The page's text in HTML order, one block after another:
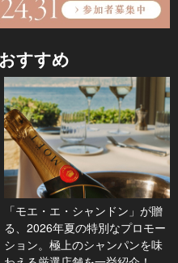
すすめ
「モエ・エ・シャンドン」が贈
る、2026年夏の特別なプロモー
ション。極上のシャンパンを味